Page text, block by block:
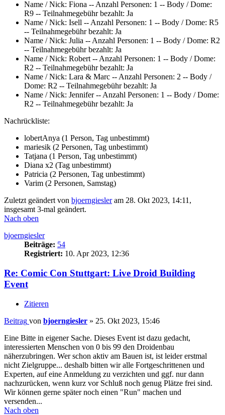
Name / Nick: Fiona -- Anzahl Personen: 1 -- Body / Dome:
R9 -- Teilnahmegebühr bezahlt: Ja
Name / Nick: Isell -- Anzahl Personen: 1 -- Body / Dome: R5
-- Teilnahmegebühr bezahlt: Ja
Name / Nick: Julia -- Anzahl Personen: 1 -- Body / Dome: R2
-- Teilnahmegebühr bezahlt: Ja
Name / Nick: Robert -- Anzahl Personen: 1 -- Body / Dome:
R2 -- Teilnahmegebühr bezahlt: Ja
Name / Nick: Lara & Marc -- Anzahl Personen: 2 -- Body /
Dome: R2 -- Teilnahmegebühr bezahlt: Ja
Name / Nick: Jennifer -- Anzahl Personen: 1 -- Body / Dome:
R2 -- Teilnahmegebühr bezahlt: Ja
Nachrückliste:
lobertAnya (1 Person, Tag unbestimmt)
mariesik (2 Personen, Tag unbestimmt)
Tatjana (1 Person, Tag unbestimmt)
Diana x2 (Tag unbestimmt)
Patricia (2 Personen, Tag unbestimmt)
Varim (2 Personen, Samstag)
Zuletzt geändert von bjoerngiesleram 28. Okt 2023, 14:11,
insgesamt 3-mal geändert.
Nach oben
bjoerngiesler
Beiträge: 54
Registriert: 10. Apr 2023, 12:36
Re: Comic Con Stuttgart: Live Droid Building
Event
Zitieren
Beitrag von bjoerngiesler » 25. Okt 2023, 15:46
Eine Bitte in eigener Sache. Dieses Event ist dazu gedacht,
interessierten Menschen von 0 bis 99 den Droidenbau
näherzubringen. Wer schon aktiv am Bauen ist, ist leider erstmal
nicht Zielgruppe... deshalb bitten wir alle Fortgeschrittenen und
Experten, auf eine Anmeldung zu verzichten und ggf. nur dann
nachzurücken, wenn kurz vor Schluß noch genug Plätze frei sind.
Wir können gerne später noch einen "Run" machen und
versenden...
Nach oben